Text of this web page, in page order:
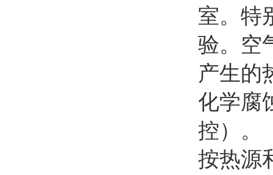
室。特
验。空
产生的
化学腐
控）。
按热源